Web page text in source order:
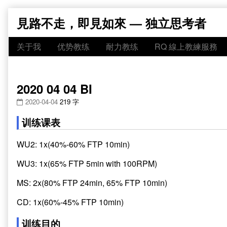
content
見路不走，即見如來 — 独立思考者
关于我 优势教练 耐力教练 RQ 線上教練服務
2020 04 04 BI
2020-04-04 219 字
训练课表
WU2: 1x(40%-60% FTP 10min)
WU3: 1x(65% FTP 5min with 100RPM)
MS: 2x(80% FTP 24min, 65% FTP 10min)
CD: 1x(60%-45% FTP 10min)
训练目的